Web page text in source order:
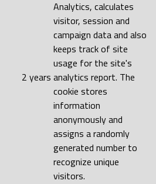
2 years
Analytics, calculates
visitor, session and
campaign data and also
keeps track of site
usage for the site's
analytics report. The
cookie stores
information
anonymously and
assigns a randomly
generated number to
recognize unique
visitors.